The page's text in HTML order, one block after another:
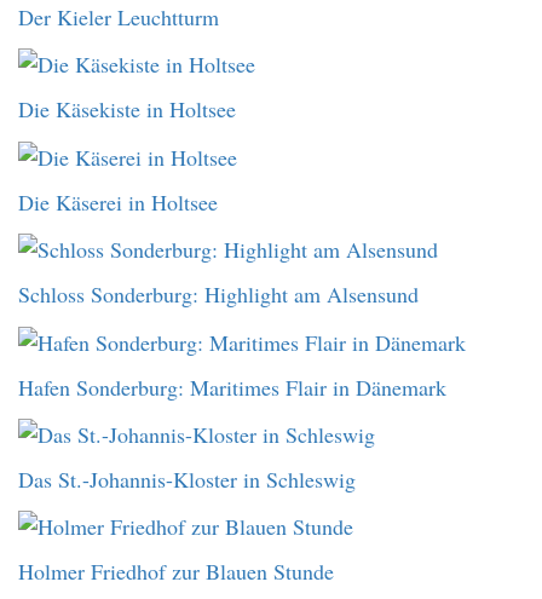
Der Kieler Leuchtturm
Die Käsekiste in Holtsee
Die Käserei in Holtsee
Schloss Sonderburg: Highlight am Alsensund
Hafen Sonderburg: Maritimes Flair in Dänemark
Das St.-Johannis-Kloster in Schleswig
Holmer Friedhof zur Blauen Stunde